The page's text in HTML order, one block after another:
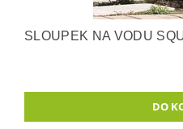
SLOUPEK NA VODU